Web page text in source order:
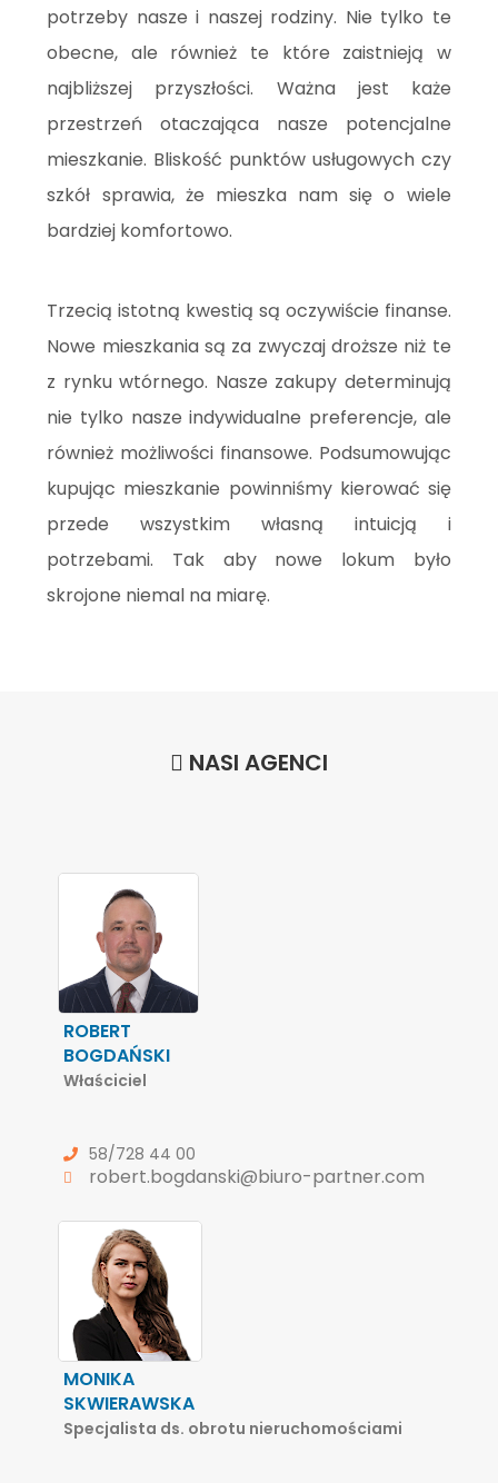
potrzeby nasze i naszej rodziny. Nie tylko te
obecne, ale również te które zaistnieją w
najbliższej przyszłości. Ważna jest każe
przestrzeń otaczająca nasze potencjalne
mieszkanie. Bliskość punktów usługowych czy
szkół sprawia, że mieszka nam się o wiele
bardziej komfortowo.
Trzecią istotną kwestią są oczywiście finanse.
Nowe mieszkania są za zwyczaj droższe niż te
z rynku wtórnego. Nasze zakupy determinują
nie tylko nasze indywidualne preferencje, ale
również możliwości finansowe. Podsumowując
kupując mieszkanie powinniśmy kierować się
przede wszystkim własną intuicją i
potrzebami. Tak aby nowe lokum było
skrojone niemal na miarę.
NASI AGENCI
ROBERT
BOGDAŃSKI
Właściciel
58/728 44 00
robert.bogdanski@biuro-partner.com
MONIKA
SKWIERAWSKA
Specjalista ds. obrotu nieruchomościami